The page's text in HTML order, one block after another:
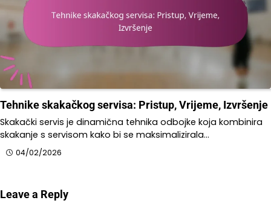
Tehnike skakačkog servisa: Pristup, Vrijeme, Izvršenje
Skakački servis je dinamična tehnika odbojke koja kombinira
skakanje s servisom kako bi se maksimalizirala…
04/02/2026
Leave a Reply